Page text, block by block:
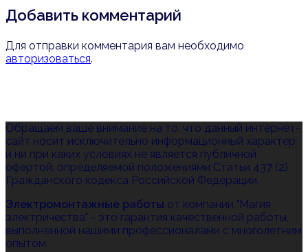
Добавить комментарий
Для отправки комментария вам необходимо
авторизоваться.
Обращаем ваше внимание на то, что данный интернет-
сайт носит исключительно информационный характер
и ни при каких условиях не является публичной
офертой, определяемой положениями Статьи 437 (2)
Гражданского кодекса Российской Федерации.
Электромонтажные работы от компании "Магия
электричества" - это гарантия качественной работы,
выполненной нашими профессионалами с многолетним
опытом.